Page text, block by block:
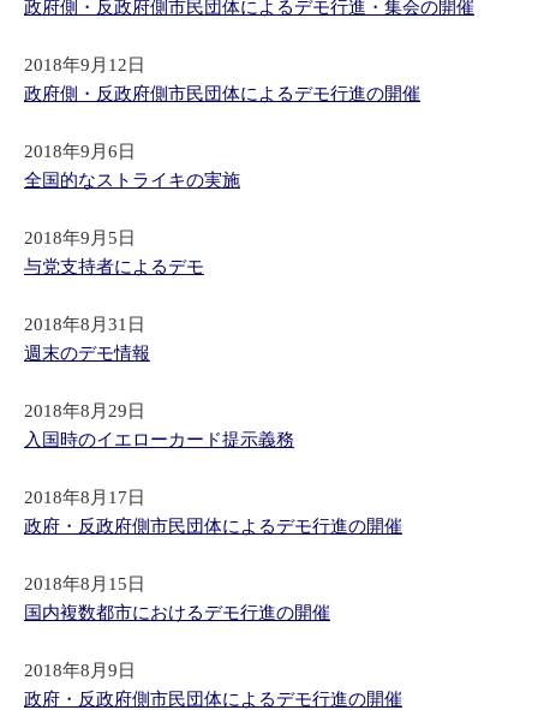
政府側・反政府側市民団体によるデモ行進・集会の開催
2018年9月12日
政府側・反政府側市民団体によるデモ行進の開催
2018年9月6日
全国的なストライキの実施
2018年9月5日
与党支持者によるデモ
2018年8月31日
週末のデモ情報
2018年8月29日
入国時のイエローカード提示義務
2018年8月17日
政府・反政府側市民団体によるデモ行進の開催
2018年8月15日
国内複数都市におけるデモ行進の開催
2018年8月9日
政府・反政府側市民団体によるデモ行進の開催